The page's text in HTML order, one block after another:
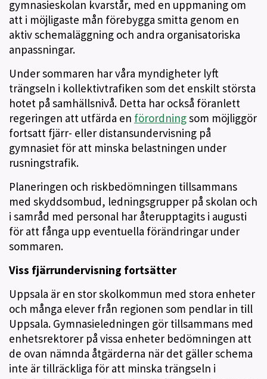
gymnasieskolan kvarstår, med en uppmaning om
att i möjligaste mån förebygga smitta genom en
aktiv schemaläggning och andra organisatoriska
anpassningar.
Under sommaren har våra myndigheter lyft
trängseln i kollektivtrafiken som det enskilt största
hotet på samhällsnivå. Detta har också föranlett
regeringen att utfärda en förordningsom möjliggör
fortsatt fjärr- eller distansundervisning på
gymnasiet för att minska belastningen under
rusningstrafik.
Planeringen och riskbedömningen tillsammans
med skyddsombud, ledningsgrupper på skolan och
i samråd med personal har återupptagits i augusti
för att fånga upp eventuella förändringar under
sommaren.
Viss fjärrundervisning fortsätter
Uppsala är en stor skolkommun med stora enheter
och många elever från regionen som pendlar in till
Uppsala. Gymnasieledningen gör tillsammans med
enhetsrektorer på vissa enheter bedömningen att
de ovan nämnda åtgärderna när det gäller schema
inte är tillräckliga för att minska trängseln i